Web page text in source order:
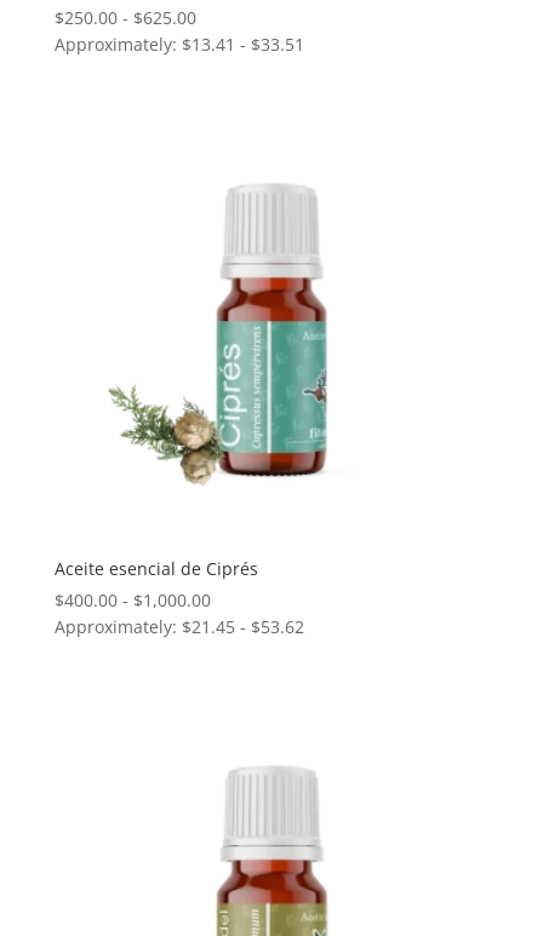
$250.00 - $625.00Rango
de
$625.00
Approximately: $13.41 - $33.51
Aceite esencial de Ciprés
$400.00 - $1,000.00Rango
de
$1,000.00
Approximately: $21.45 - $53.62